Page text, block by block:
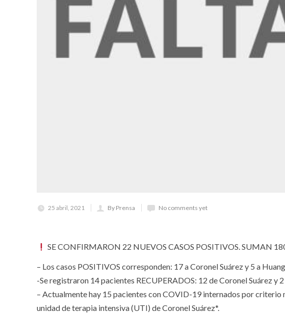
25 abril, 2021 By Prensa No comments yet
SE CONFIRMARON 22 NUEVOS CASOS POSITIVOS. SUMAN
– Los casos POSITIVOS corresponden: 17 a Coronel Suárez y 5 a
-Se registraron 14 pacientes RECUPERADOS: 12 de Coronel Suárez y
– Actualmente hay 15 pacientes con COVID-19 internados por
unidad de terapia intensiva (UTI) de Coronel Suárez*.